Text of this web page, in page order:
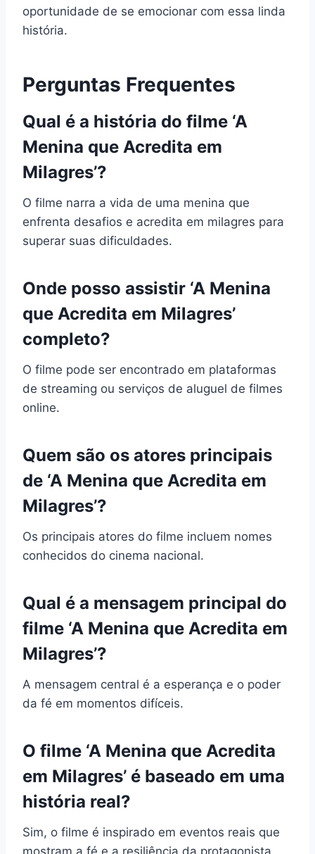
oportunidade de se emocionar com essa linda
história.
Perguntas Frequentes
Qual é a história do filme ‘A
Menina que Acredita em
Milagres’?
O filme narra a vida de uma menina que
enfrenta desafios e acredita em milagres para
superar suas dificuldades.
Onde posso assistir ‘A Menina
que Acredita em Milagres’
completo?
O filme pode ser encontrado em plataformas
de streaming ou serviços de aluguel de filmes
online.
Quem são os atores principais
de ‘A Menina que Acredita em
Milagres’?
Os principais atores do filme incluem nomes
conhecidos do cinema nacional.
Qual é a mensagem principal do
filme ‘A Menina que Acredita em
Milagres’?
A mensagem central é a esperança e o poder
da fé em momentos difíceis.
O filme ‘A Menina que Acredita
em Milagres’ é baseado em uma
história real?
Sim, o filme é inspirado em eventos reais que
mostram a fé e a resiliência da protagonista.